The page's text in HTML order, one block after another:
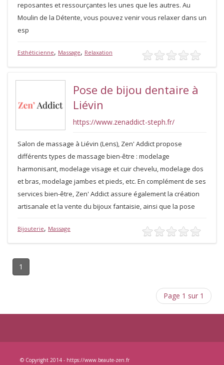
reposantes et ressourçantes les unes que les autres. Au
Moulin de la Détente, vous pouvez venir vous relaxer dans un
esp
Esthéticienne, Massage, Relaxation
Pose de bijou dentaire à
Liévin
https://www.zenaddict-steph.fr/
Salon de massage à Liévin (Lens), Zen' Addict propose
différents types de massage bien-être : modelage
harmonisant, modelage visage et cuir chevelu, modelage dos
et bras, modelage jambes et pieds, etc. En complément de ses
services bien-être, Zen' Addict assure également la création
artisanale et la vente du bijoux fantaisie, ainsi que la pose
Bijouterie, Massage
1
Page 1 sur 1
© Copyright 2014 - https://www.beaute-zen.fr